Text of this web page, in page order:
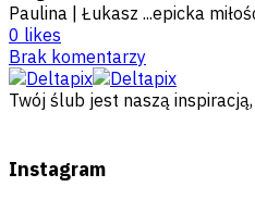
Paulina | Łukasz ...epicka
0 likes
Brak komentarzy
Twój ślub jest naszą
Instagram